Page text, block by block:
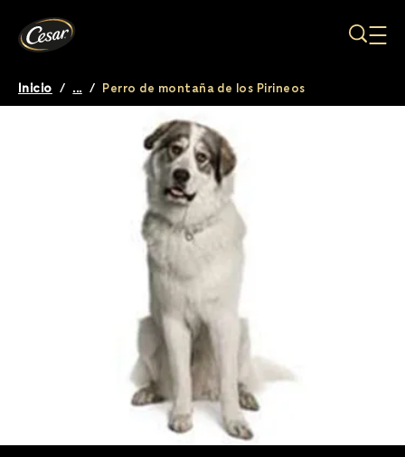
Breadcrumb
Inicio / ... / Perro de montaña de los Pirineos